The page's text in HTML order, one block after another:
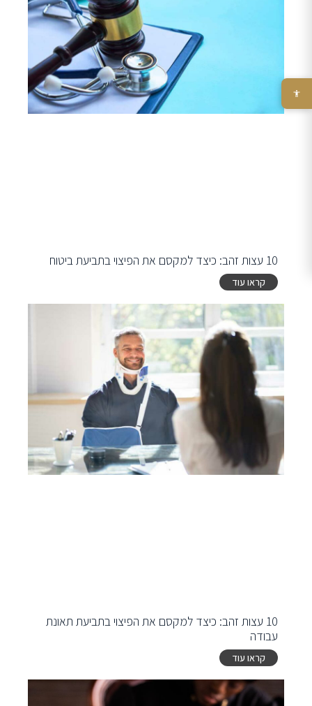
10 עצות זהב: כיצד למקסם את הפיצוי בתביעת ביטוח
קראו עוד
10 עצות זהב: כיצד למקסם את הפיצוי בתביעת תאונת
עבודה
קראו עוד